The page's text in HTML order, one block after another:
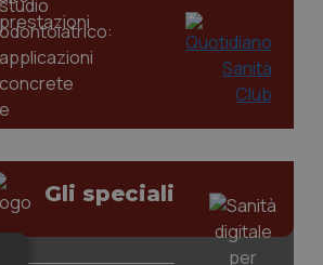
Gli speciali